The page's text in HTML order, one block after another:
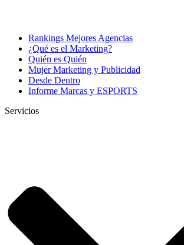
Rankings Mejores Agencias
¿Qué es el Marketing?
Quién es Quién
Mujer Marketing y Publicidad
Desde Dentro
Informe Marcas y ESPORTS
Servicios